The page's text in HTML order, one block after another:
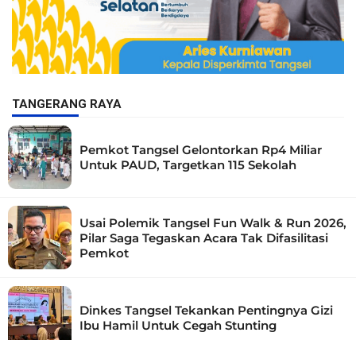
TANGERANG RAYA
Pemkot Tangsel Gelontorkan Rp4 Miliar
Untuk PAUD, Targetkan 115 Sekolah
Usai Polemik Tangsel Fun Walk & Run 2026,
Pilar Saga Tegaskan Acara Tak Difasilitasi
Pemkot
Dinkes Tangsel Tekankan Pentingnya Gizi
Ibu Hamil Untuk Cegah Stunting